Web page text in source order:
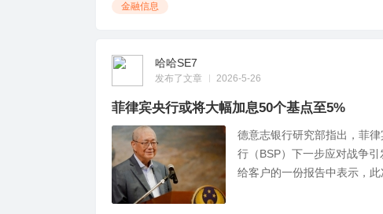
金融信息
哈哈SE7
发布了文章 2026-5-26
菲律宾央行或将大幅加息50个基点至5%
德意志银行研究部指出，菲
行（BSP）下一步应对战争
给客户的一份报告中表示，此